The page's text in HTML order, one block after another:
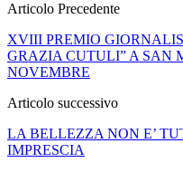
Articolo Precedente
XVIII PREMIO
GRAZIA CUTULI” A SAN
NOVEMBRE
Articolo successivo
LA BELLEZZA NON E’
IMPRESCIA